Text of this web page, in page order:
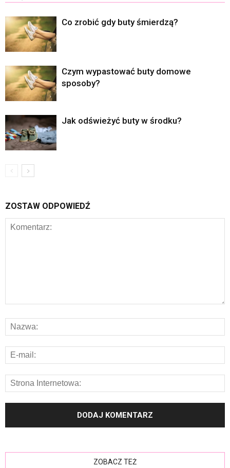
Co zrobić gdy buty śmierdzą?
Czym wypastować buty domowe
sposoby?
Jak odświeżyć buty w środku?
ZOSTAW ODPOWIEDŹ
ZOBACZ TEŻ